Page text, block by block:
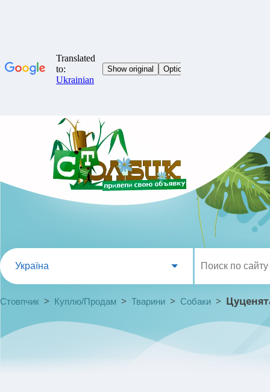
Україна
Стовпчик > Куплю/Продам > Тварини > Собаки >